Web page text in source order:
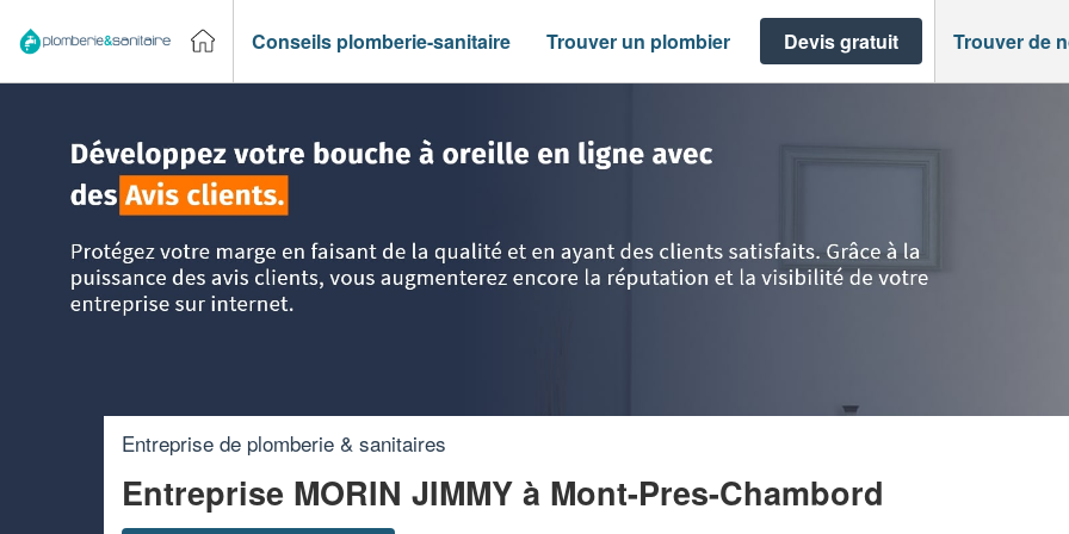
Conseils plomberie-sanitaire Trouver un plombier Devis gratuit Trouver de
Entreprise de plomberie & sanitaires
Entreprise MORIN JIMMY à Mont-Pres-Chambord